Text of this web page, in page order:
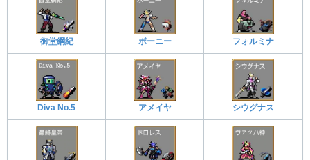
御堂綱紀 ボーニー フォルミナ
Diva No.5 アメイヤ シウグナス